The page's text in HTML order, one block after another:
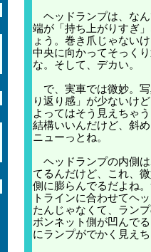
ヘッドランプは、な
端が「持ち上がりすぎ
ょう。巻き爪じゃない
中央に向かってそっく
な。そして、デカい。
で、実車では微妙。
り返り感」が少ないけ
よってはそう見えちゃ
結構いいんだけど、斜
ニューっとね。
ヘッドランプの内側
てるんだけど、これ、
側に膨らんでるだよね
トラインに合わせてヘ
たんじゃなくて、ラン
ボンネット側が凹んで
にランプがでかく見え